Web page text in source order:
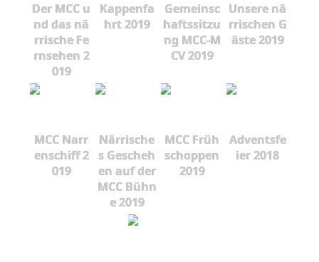
Der MCC u
nd das nä
rrische Fe
rnsehen 2
019
Kappenfa
hrt 2019
Gemeinsc
haftssitzu
ng MCC-M
CV 2019
Unsere nä
rrischen G
äste 2019
MCC Narr
enschiff 2
019
Närrische
s Gescheh
en auf der
MCC Bühn
e 2019
MCC Früh
schoppen
2019
Adventsfe
ier 2018